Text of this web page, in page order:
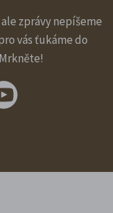
zprávy nepíšeme
vás ťukáme do